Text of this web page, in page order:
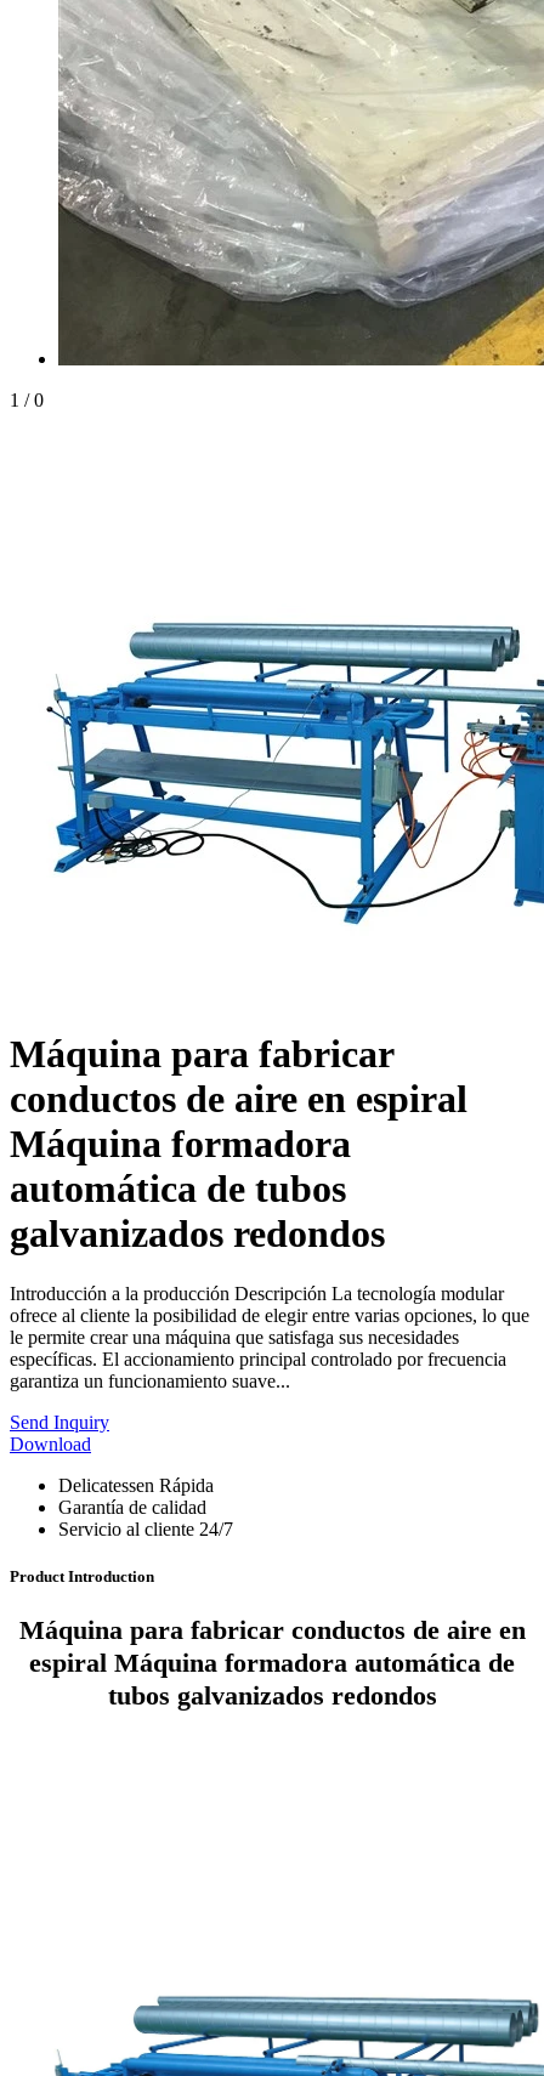
1 / 0
Máquina para fabricar
conductos de aire en espiral
Máquina formadora
automática de tubos
galvanizados redondos
Introducción a la producción Descripción La tecnología modular
ofrece al cliente la posibilidad de elegir entre varias opciones, lo que
le permite crear una máquina que satisfaga sus necesidades
específicas. El accionamiento principal controlado por frecuencia
garantiza un funcionamiento suave...
Send Inquiry
Download
Delicatessen Rápida
Garantía de calidad
Servicio al cliente 24/7
Product Introduction
Máquina para fabricar conductos de aire en
espiral Máquina formadora automática de
tubos galvanizados redondos